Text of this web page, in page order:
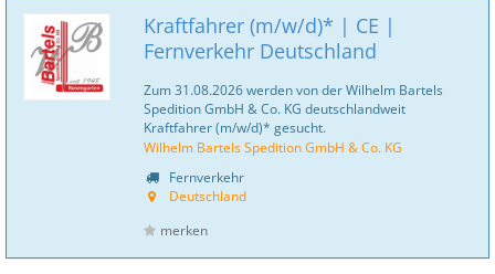
Kraftfahrer (m/w/d)* | CE |
Fernverkehr Deutschland
Zum 31.08.2026 werden von der Wilhelm Bartels
Spedition GmbH & Co. KG deutschlandweit
Kraftfahrer (m/w/d)* gesucht.
Wilhelm Bartels Spedition GmbH & Co. KG
Fernverkehr
Deutschland
merken